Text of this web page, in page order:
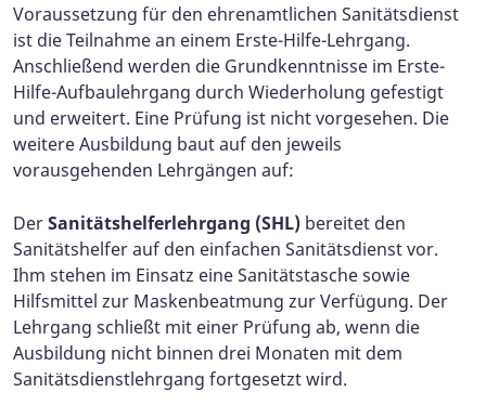
Voraussetzung für den ehrenamtlichen Sanitätsdienst
ist die Teilnahme an einem Erste-Hilfe-Lehrgang.
Anschließend werden die Grundkenntnisse im Erste-
Hilfe-Aufbaulehrgang durch Wiederholung gefestigt
und erweitert. Eine Prüfung ist nicht vorgesehen. Die
weitere Ausbildung baut auf den jeweils
vorausgehenden Lehrgängen auf:
DerSanitätshelferlehrgang (SHL) bereitet den
Sanitätshelfer auf den einfachen Sanitätsdienst vor.
Ihm stehen im Einsatz eine Sanitätstasche sowie
Hilfsmittel zur Maskenbeatmung zur Verfügung. Der
Lehrgang schließt mit einer Prüfung ab, wenn die
Ausbildung nicht binnen drei Monaten mit dem
Sanitätsdienstlehrgang fortgesetzt wird.